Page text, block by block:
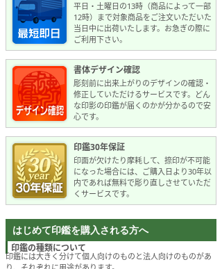
平日・土曜日の13時（商品によって一部
12時）まで対象商品をご注文いただいた
当日中に出荷いたします。お急ぎの際に
ご利用下さい。
書体デザイン確認
彫刻前に出来上がりのデザインの確認・
修正していただけるサービスです。どん
な印影の印鑑が届くのかが分かるので安
心です。
印鑑30年保証
印面が欠けたり摩耗して、捺印が不可能
になった場合には、ご購入日より30年以
内であれば無料で彫り直しさせていただ
くサービスです。
はじめて印鑑を購入される方へ
印鑑の種類について
印鑑には大きく分けて個人向けのものと法人向けのものがあ